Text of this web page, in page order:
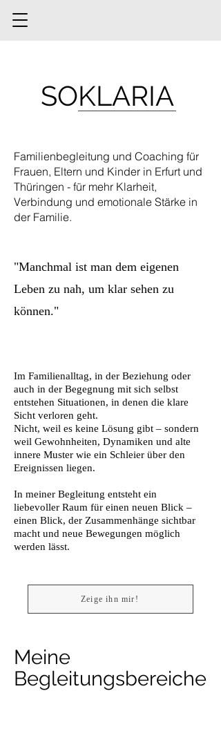
SOKLARIA
Familienbegleitung und Coaching für
Frauen, Eltern und Kinder in Erfurt und
Thüringen - für mehr Klarheit,
Verbindung und emotionale Stärke in
der Familie.
"Manchmal ist man dem eigenen
Leben zu nah, um klar sehen zu
können."
Im Familienalltag, in der Beziehung oder
auch in der Begegnung mit sich selbst
entstehen Situationen, in denen die klare
Sicht verloren geht.
Nicht, weil es keine Lösung gibt – sondern
weil Gewohnheiten, Dynamiken und alte
innere Muster wie ein Schleier über den
Ereignissen liegen.
In meiner Begleitung entsteht ein
liebevoller Raum für einen neuen Blick –
einen Blick, der Zusammenhänge sichtbar
macht und neue Bewegungen möglich
werden lässt.
Zeige ihn mir!
Meine
Begleitungsbereiche